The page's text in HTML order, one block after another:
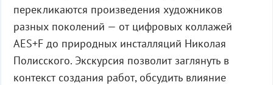
перекликаются произведения художников
разных поколений — от цифровых коллажей
AES+F до природных инсталляций Николая
Полисского. Экскурсия позволит заглянуть в
контекст создания работ, обсудить влияние